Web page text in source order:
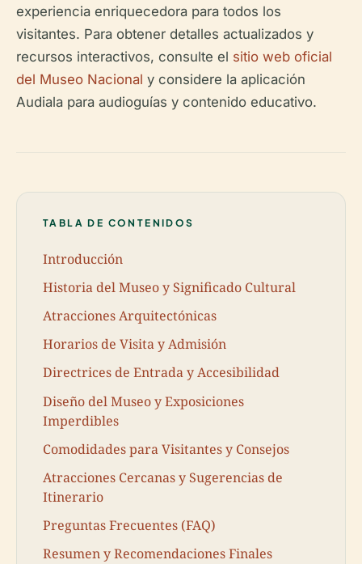
experiencia enriquecedora para todos los
visitantes. Para obtener detalles actualizados y
recursos interactivos, consulte el sitio web oficial
del Museo Nacional y considere la aplicación
Audiala para audioguías y contenido educativo.
TABLA DE CONTENIDOS
Introducción
Historia del Museo y Significado Cultural
Atracciones Arquitectónicas
Horarios de Visita y Admisión
Directrices de Entrada y Accesibilidad
Diseño del Museo y Exposiciones
Imperdibles
Comodidades para Visitantes y Consejos
Atracciones Cercanas y Sugerencias de
Itinerario
Preguntas Frecuentes (FAQ)
Resumen y Recomendaciones Finales